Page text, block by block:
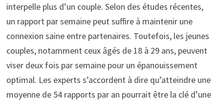
interpelle plus d’un couple. Selon des études récentes,
un rapport par semaine peut suffire à maintenir une
connexion saineentre partenaires. Toutefois, les jeunes
couples, notamment ceux âgés de 18 à 29 ans, peuvent
viser deux fois par semaine pour un épanouissement
optimal. Les experts s’accordent à dire qu’atteindre une
moyenne de 54 rapports par an pourrait être la clé d’une